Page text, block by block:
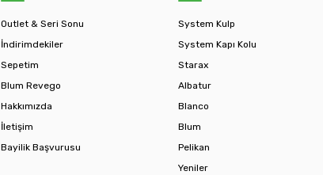
Outlet & Seri Sonu
İndirimdekiler
Sepetim
Blum Revego
Hakkımızda
İletişim
Bayilik Başvurusu
System Kulp
System Kapı Kolu
Starax
Albatur
Blanco
Blum
Pelikan
Yeniler